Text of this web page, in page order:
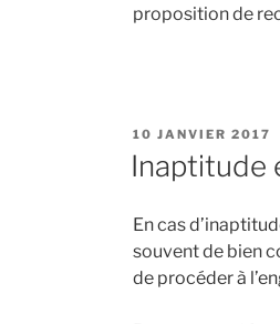
proposition de
PUBLIÉ
LE
10 JANVIER 2017
Inaptitude
En cas
souvent de bien
de procéder à